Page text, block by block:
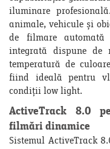
iluminare
animale, vehicule și
de filmare
integrată dispune
temperatură de
fiind ideală pentru
condiții low light.
ActiveTrack 8.0
filmări dinamice
Sistemul ActiveTrack